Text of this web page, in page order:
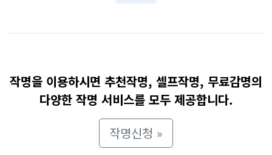
작명을 이용하시면 추천작명, 셀프작명, 무료감명의
다양한 작명 서비스를 모두 제공합니다.
작명신청 »